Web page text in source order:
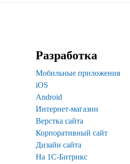
Разработка
Мобильные приложения
iOS
Android
Интернет-магазин
Верстка сайта
Корпоративный сайт
Дизайн сайта
На 1С-Битрикс